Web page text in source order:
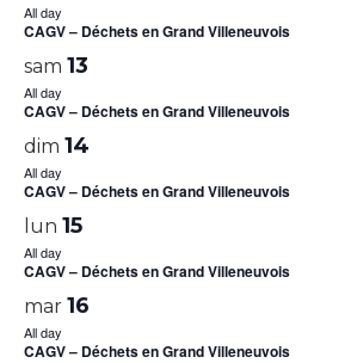
All day
CAGV – Déchets en Grand Villeneuvois
sam 13
All day
CAGV – Déchets en Grand Villeneuvois
dim 14
All day
CAGV – Déchets en Grand Villeneuvois
lun 15
All day
CAGV – Déchets en Grand Villeneuvois
mar 16
All day
CAGV – Déchets en Grand Villeneuvois